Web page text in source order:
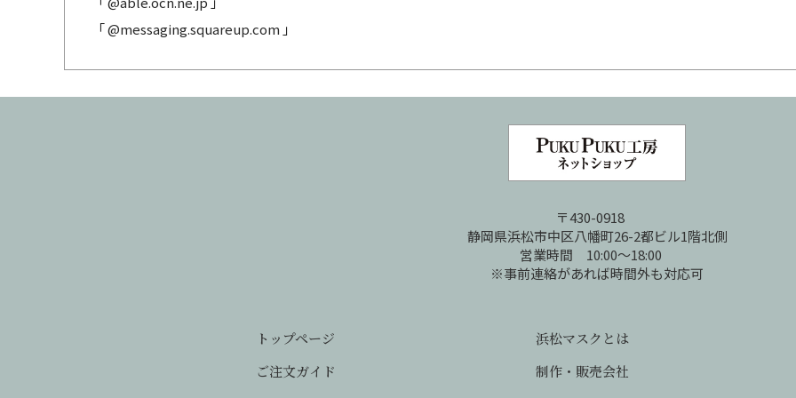
「 @messaging.squareup.com 」
〒430-0918
静岡県浜松市中区八幡町26-2都ビル1階北側
営業時間 10:00～18:00
※事前連絡があれば時間外も対応可
トップページ
浜松マスクとは
ご注文ガイド
制作・販売会社